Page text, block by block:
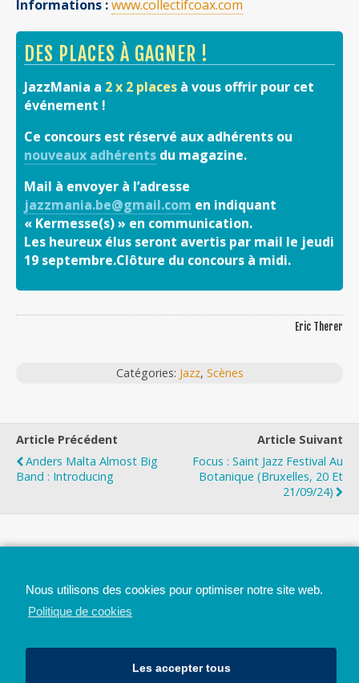
Informations :www.collectifcoax.com
DES PLACES À GAGNER !
JazzMania a 2 x 2 places à vous offrir pour cet
événement !
Ce concours est réservé aux adhérents ou
nouveaux adhérents du magazine.
Mail à envoyer à l’adresse
jazzmania.be@gmail.com en indiquant
« Kermesse(s) » en communication.
Les heureux élus seront avertis par mail le jeudi
19 septembre.Clôture du concours à midi.
Eric Therer
Catégories: Jazz, Scènes
Article Précédent
Anders Malta Almost Big
Band : Introducing
Article Suivant
Focus : Saint Jazz Festival Au
Botanique (Bruxelles, 20 Et
21/09/24)
Nous utilisons des cookies pour optimiser notre site web.
Politique de cookies
Les accepter tous